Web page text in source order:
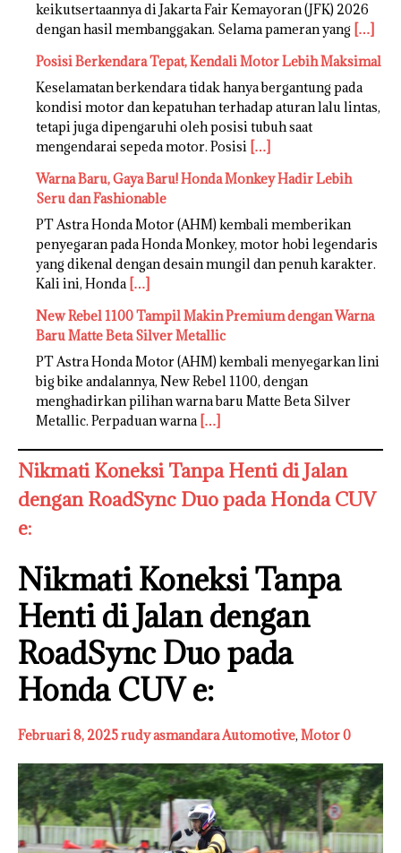
keikutsertaannya di Jakarta Fair Kemayoran (JFK) 2026
dengan hasil membanggakan. Selama pameran yang […]
Posisi Berkendara Tepat, Kendali Motor Lebih Maksimal
Keselamatan berkendara tidak hanya bergantung pada
kondisi motor dan kepatuhan terhadap aturan lalu lintas,
tetapi juga dipengaruhi oleh posisi tubuh saat
mengendarai sepeda motor. Posisi […]
Warna Baru, Gaya Baru! Honda Monkey Hadir Lebih
Seru dan Fashionable
PT Astra Honda Motor (AHM) kembali memberikan
penyegaran pada Honda Monkey, motor hobi legendaris
yang dikenal dengan desain mungil dan penuh karakter.
Kali ini, Honda […]
New Rebel 1100 Tampil Makin Premium dengan Warna
Baru Matte Beta Silver Metallic
PT Astra Honda Motor (AHM) kembali menyegarkan lini
big bike andalannya, New Rebel 1100, dengan
menghadirkan pilihan warna baru Matte Beta Silver
Metallic. Perpaduan warna […]
Nikmati Koneksi Tanpa Henti di Jalan
dengan RoadSync Duo pada Honda CUV
e:
Nikmati Koneksi Tanpa
Henti di Jalan dengan
RoadSync Duo pada
Honda CUV e:
Februari 8, 2025rudy asmandaraAutomotive, Motor0